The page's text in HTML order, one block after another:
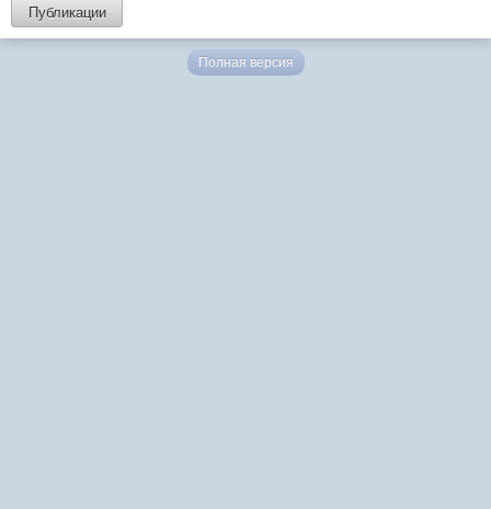
Публикации
Полная версия